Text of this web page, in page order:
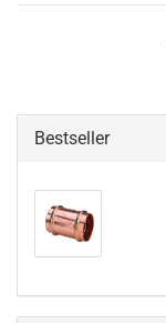
Bestseller